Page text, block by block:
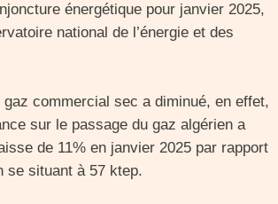
énergétique pour janvier 2025,
national de l’énergie et des
gaz commercial sec a diminué, en effet,
sur le passage du gaz algérien a
de 11% en janvier 2025 par rapport
se situant à 57 ktep.